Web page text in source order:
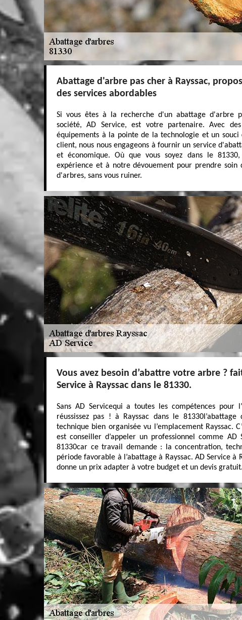
Abattage d'arbre pas cher à Rayssac,
des services abordables
Si vous êtes à la recherche d'un abattage d'arbre
société, AD Service, est votre partenaire. Avec
équipements à la pointe de la technologie et un souci
client, nous nous engageons à fournir un service
et économique. Où que vous soyez dans le
expérience et à notre dévouement pour prendre soin
d'arbres, sans vous ruiner.
Vous avez besoin d’abattre votre arbre ?
Service à Rayssac dans le 81330.
Sans AD Servicequi a toutes les compétences pour
réussissez pas ! à Rayssac dans le 81330l’abattage
technique bien organisée vu l’emplacement Rayssac.
est conseiller d’appeler un professionnel comme AD
81330car ce travail demande : la concentration,
période favorable à l’abattage à Rayssac. AD Service à
donne un prix adapter à votre budget et un devis gratuit.